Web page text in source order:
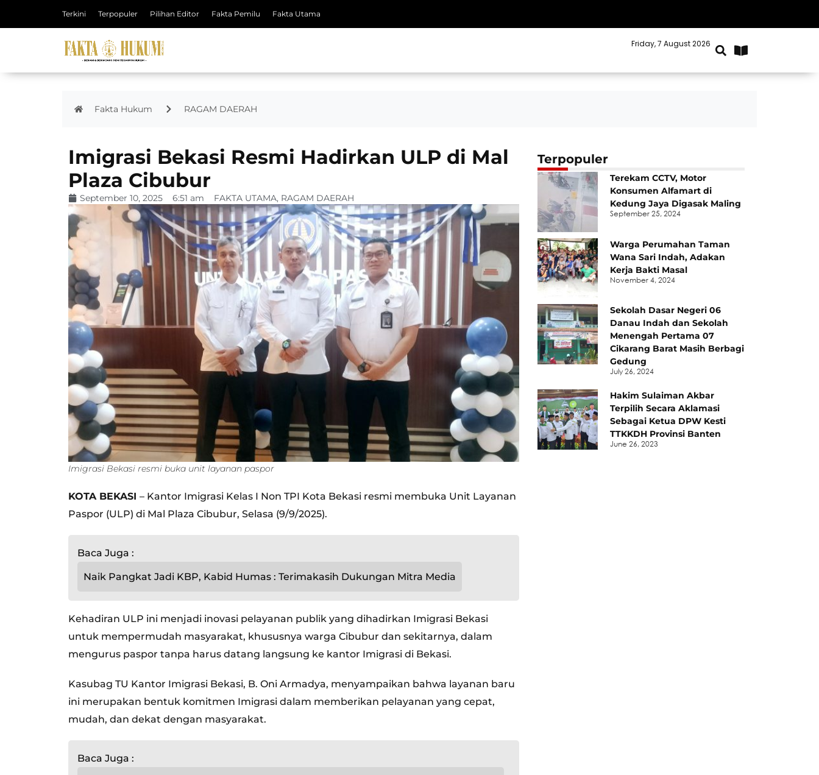
Terkini Terpopuler Pilihan Editor Fakta Pemilu Fakta Utama
Friday, 7 August 2026
Fakta Hukum RAGAM DAERAH
Imigrasi Bekasi Resmi Hadirkan ULP di Mal
Plaza Cibubur
September 10, 2025 6:51 am FAKTA UTAMA, RAGAM DAERAH
Imigrasi Bekasi resmi buka unit layanan paspor
KOTA BEKASI – Kantor Imigrasi Kelas I Non TPI Kota Bekasi resmi membuka Unit Layanan
Paspor (ULP) di Mal Plaza Cibubur, Selasa (9/9/2025).
Baca Juga :
Naik Pangkat Jadi KBP, Kabid Humas : Terimakasih Dukungan Mitra Media
Kehadiran ULP ini menjadi inovasi pelayanan publik yang dihadirkan Imigrasi Bekasi
untuk mempermudah masyarakat, khususnya warga Cibubur dan sekitarnya, dalam
mengurus paspor tanpa harus datang langsung ke kantor Imigrasi di Bekasi.
Kasubag TU Kantor Imigrasi Bekasi, B. Oni Armadya, menyampaikan bahwa layanan baru
ini merupakan bentuk komitmen Imigrasi dalam memberikan pelayanan yang cepat,
mudah, dan dekat dengan masyarakat.
Baca Juga :
Terpopuler
Terekam CCTV, Motor
Konsumen Alfamart di
Kedung Jaya Digasak Maling
September 25, 2024
Warga Perumahan Taman
Wana Sari Indah, Adakan
Kerja Bakti Masal
November 4, 2024
Sekolah Dasar Negeri 06
Danau Indah dan Sekolah
Menengah Pertama 07
Cikarang Barat Masih Berbagi
Gedung
July 26, 2024
Hakim Sulaiman Akbar
Terpilih Secara Aklamasi
Sebagai Ketua DPW Kesti
TTKKDH Provinsi Banten
June 26, 2023